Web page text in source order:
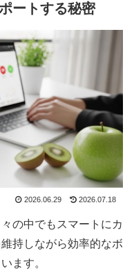
ートする秘密
2026.06.29 2026.07.18
の中でもスマートにカ
持しながら効率的なボ
ます。